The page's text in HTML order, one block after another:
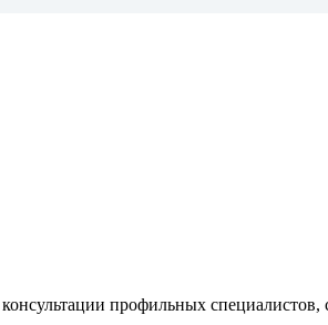
профильных специалистов,